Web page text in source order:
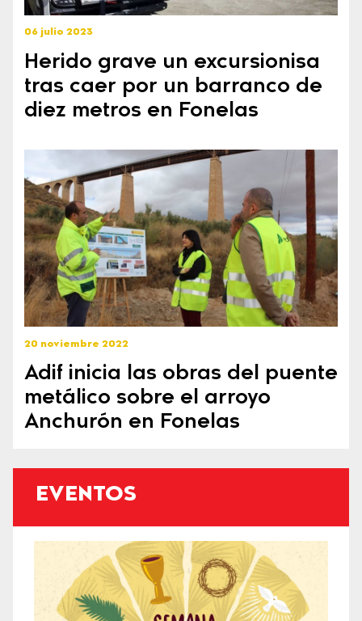
06 julio 2023
Herido grave un excursionisa
tras caer por un barranco de
diez metros en Fonelas
20 noviembre 2022
Adif inicia las obras del puente
metálico sobre el arroyo
Anchurón en Fonelas
EVENTOS